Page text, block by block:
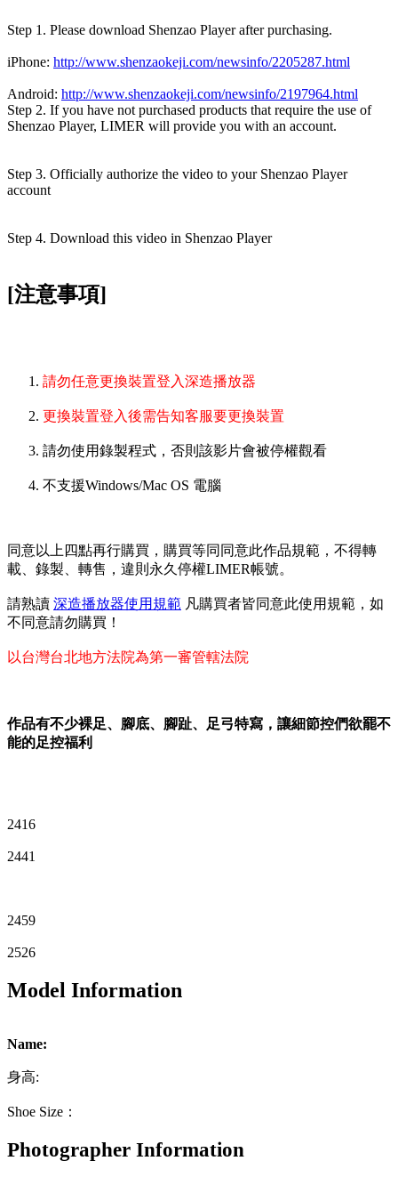
Step 1. Please download Shenzao Player after purchasing.
iPhone: http://www.shenzaokeji.com/newsinfo/2205287.html
Android: http://www.shenzaokeji.com/newsinfo/2197964.html
Step 2. If you have not purchased products that require the use of
Shenzao Player, LIMER will provide you with an account.
Step 3. Officially authorize the video to your Shenzao Player
account
Step 4. Download this video in Shenzao Player
[注意事項]
請勿任意更換裝置登入深造播放器
更換裝置登入後需告知客服要更換裝置
請勿使用錄製程式，否則該影片會被停權觀看
不支援Windows/Mac OS 電腦
同意以上四點再行購買，購買等同同意此作品規範，不得轉
載、錄製、轉售，違則永久停權LIMER帳號。
請熟讀 深造播放器使用規範 凡購買者皆同意此使用規範，如
不同意請勿購買！
以台灣台北地方法院為第一審管轄法院
作品有不少裸足、腳底、腳趾、足弓特寫，讓細節控們欲罷不
能的足控福利
2416
2441
2459
2526
Model Information
Name:
身高:
Shoe Size：
Photographer Information